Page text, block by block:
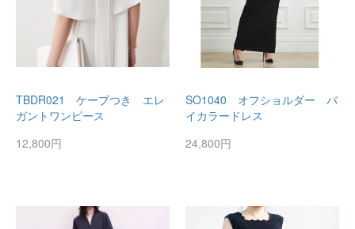
TBDR021 ケープつき エレ
ガントワンピース
12,800円
SO1040 オフショルダー バ
イカラードレス
24,800円